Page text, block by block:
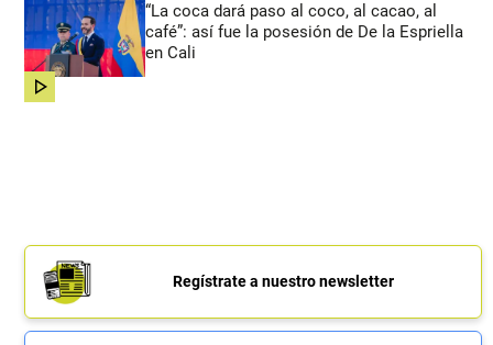
“La coca dará paso al coco, al cacao, al
café”: así fue la posesión de De la Espriella
en Cali
share
Regístrate a nuestro newsletter